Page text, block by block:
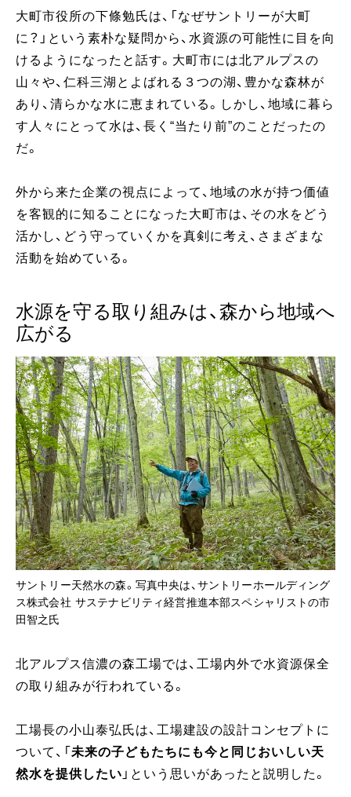
大町市役所の下條勉氏は、「なぜサントリーが大町
に？」という素朴な疑問から、水資源の可能性に目を向
けるようになったと話す。大町市には北アルプスの
山々や、仁科三湖とよばれる３つの湖、豊かな森林が
あり、清らかな水に恵まれている。しかし、地域に暮ら
す人々にとって水は、長く“当たり前”のことだったの
だ。
外から来た企業の視点によって、地域の水が持つ価値
を客観的に知ることになった大町市は、その水をどう
活かし、どう守っていくかを真剣に考え、さまざまな
活動を始めている。
水源を守る取り組みは、森から地域へ
広がる
サントリー天然水の森。写真中央は、サントリーホールディング
ス株式会社 サステナビリティ経営推進本部スペシャリストの市
田智之氏
北アルプス信濃の森工場では、工場内外で水資源保全
の取り組みが行われている。
工場長の小山泰弘氏は、工場建設の設計コンセプトに
ついて、「 未来の子どもたちにも今と同じおいしい天
然水を提供したい 」という思いがあったと説明した。